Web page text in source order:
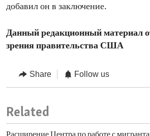
добавил он в заключение.
Данный редакционный материал
зрения правительства США
Share Follow us
Related